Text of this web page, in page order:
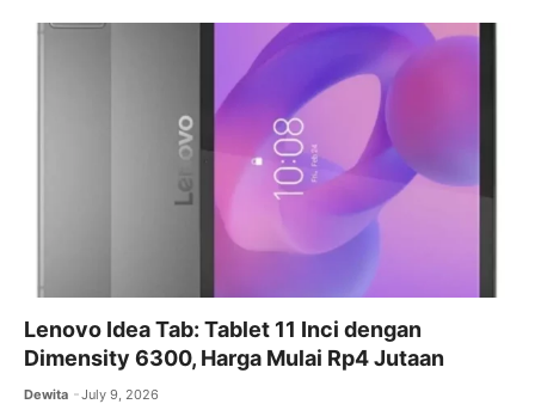
p
Lenovo Idea Tab: Tablet 11 Inci dengan
Dimensity 6300, Harga Mulai Rp4 Jutaan
Dewita July 9, 2026